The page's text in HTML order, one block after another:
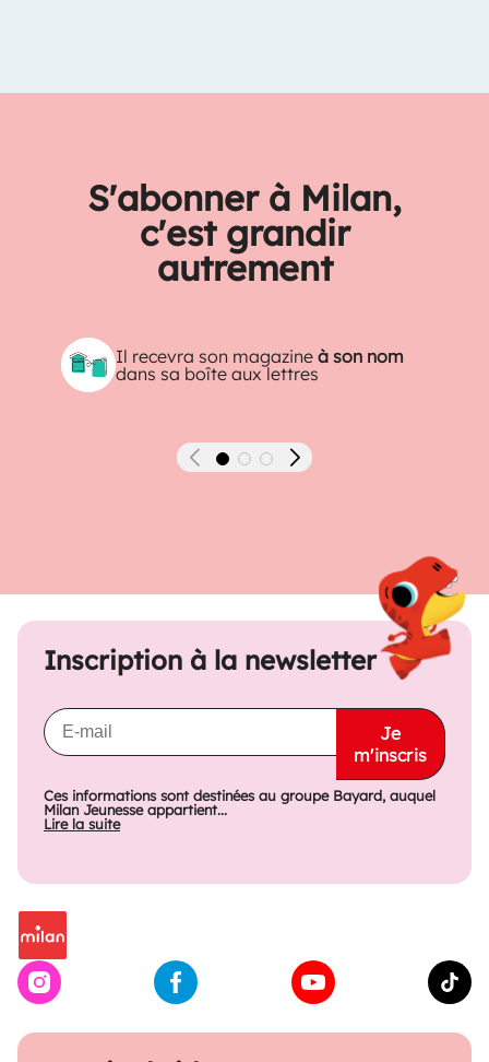
S'abonner à Milan,
c'est grandir
autrement
Il recevra son magazineà son nom
dans sa boîte aux lettres
Précédent Suivant
Inscription à la newsletter
Je
m'inscris
Ces informations sont destinées au groupe Bayard, auquel
Milan Jeunesse appartient...
Lire la suite